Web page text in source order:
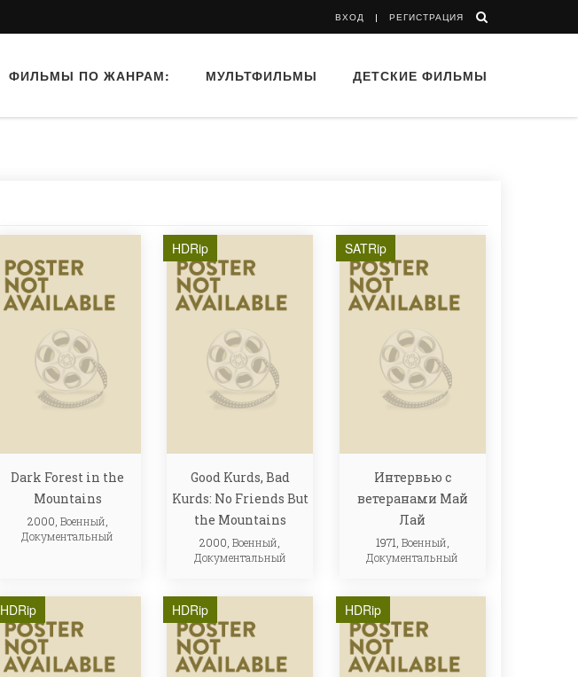
ВХОД РЕГИСТРАЦИЯ
ФИЛЬМЫ ПО ЖАНРАМ: МУЛЬТФИЛЬМЫ ДЕТСКИЕ ФИЛЬМЫ
Dark Forest in the
Mountains
2000, Военный,
Документальный
HDRip
Good Kurds, Bad
Kurds: No Friends But
the Mountains
2000,Военный,
Документальный
SATRip
Интервью с
ветеранами Май
Лай
1971, Военный,
Документальный
HDRip HDRip HDRip